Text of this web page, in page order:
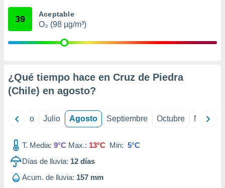
mediante
publicidad
1199
39 Aceptable
O₃ (98 µg/m³)
¿Qué tiempo hace en Cruz de Piedra
(Chile) en agosto?
Junio Julio Agosto Septiembre Octubre
T. Media: 9°C Max.: 13°C Min: 5°C
Días de lluvia: 12 días
Acum. de lluvia: 157 mm